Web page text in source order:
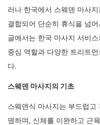
러나 한국에서 스웨덴 마사
결합되어 단순히 휴식을 넘
글에서는 한국 마사지 서비
중심 역할과 다양한 트리트
다.
스웨덴 마사지의 기초
스웨덴식 마사지는 부드럽
명하며, 신체를 이완하고 근